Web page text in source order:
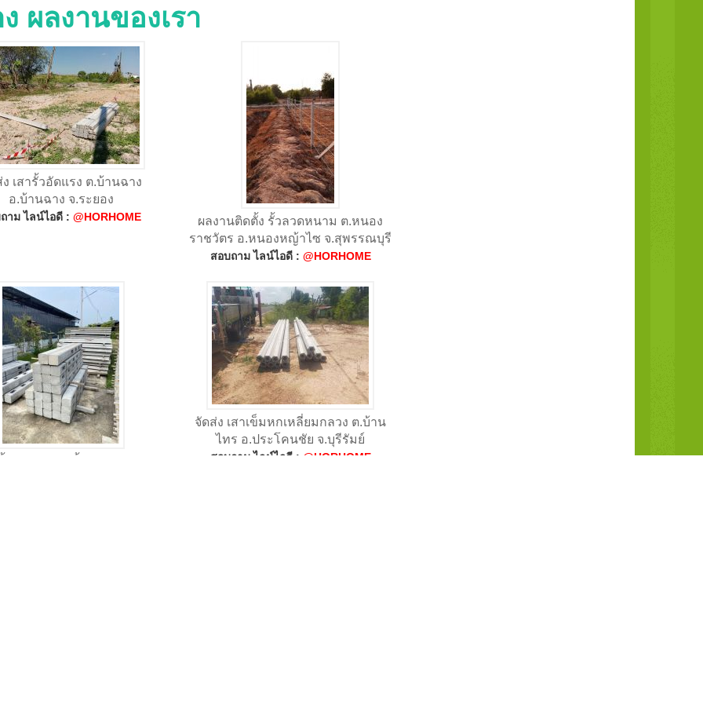
ผลงานของเรา
เสารั้วอัดแรง ต.บ้านฉาง
อ.บ้านฉาง จ.ระยอง
าม ไลน์ไอดี :@HORHOME
ผลงานติดตั้ง รั้วลวดหนาม ต.หนอง
ราชวัตร อ.หนองหญ้าไซ จ.สุพรรณบุรี
สอบถาม ไลน์ไอดี : @HORHOME
จัดส่ง เสาเข็มหกเหลี่ยมกลวง ต.บ้าน
ไทร อ.ประโคนชัย จ.บุรีรัมย์
สอบถาม ไลน์ไอดี : @HORHOME